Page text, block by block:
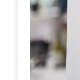
e
articoli
quotidiani
sul
mondo